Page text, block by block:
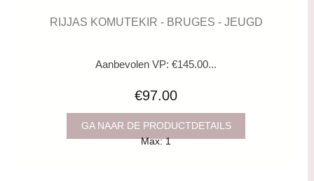
RIJJAS KOMUTEKIR - BRUGES - JEUGD
Aanbevolen VP: €145.00...
€97.00
GA NAAR DE PRODUCTDETAILS
Max: 1